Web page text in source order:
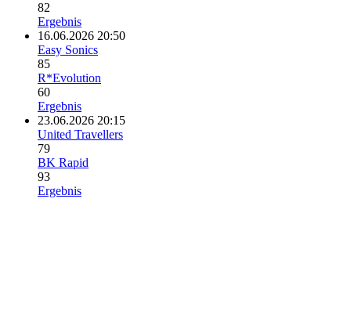
82
Ergebnis
16.06.2026 20:50
Easy Sonics
85
R*Evolution
60
Ergebnis
23.06.2026 20:15
United Travellers
79
BK Rapid
93
Ergebnis